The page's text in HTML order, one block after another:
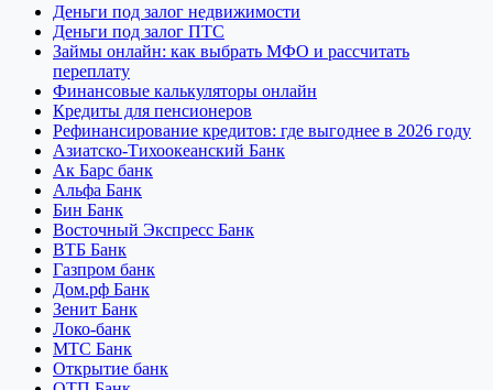
Деньги под залог недвижимости
Деньги под залог ПТС
Займы онлайн: как выбрать МФО и рассчитать
переплату
Финансовые калькуляторы онлайн
Кредиты для пенсионеров
Рефинансирование кредитов: где выгоднее в 2026 году
Азиатско-Тихоокеанский Банк
Ак Барс банк
Альфа Банк
Бин Банк
Восточный Экспресс Банк
ВТБ Банк
Газпром банк
Дом.рф Банк
Зенит Банк
Локо-банк
МТС Банк
Открытие банк